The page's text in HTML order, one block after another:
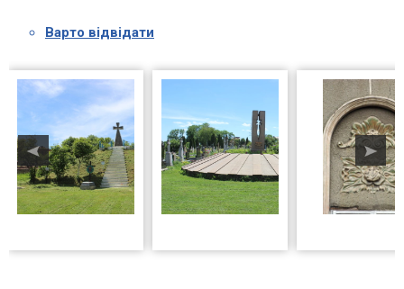
Варто відвідати